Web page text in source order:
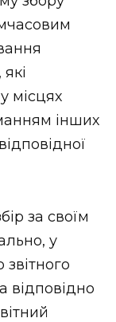
місцях
інших
за своїм
у
відповідно